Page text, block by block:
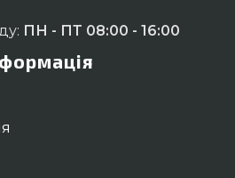
ПН - ПТ 08:00 - 16:00